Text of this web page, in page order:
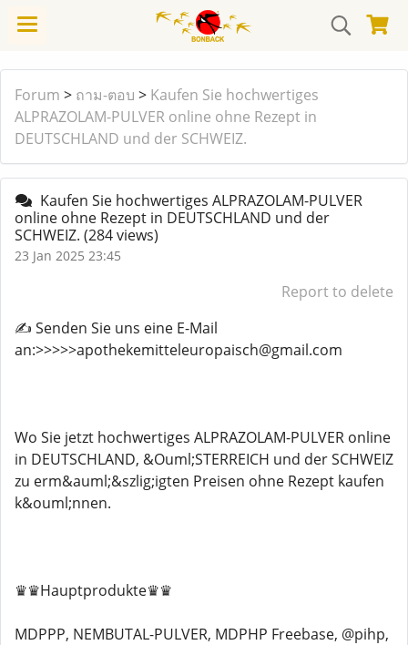
Forum > ถาม-ตอบ > Kaufen Sie hochwertiges
ALPRAZOLAM-PULVER online ohne Rezept in
DEUTSCHLAND und der SCHWEIZ.
Kaufen Sie hochwertiges ALPRAZOLAM-PULVER
online ohne Rezept in DEUTSCHLAND und der
SCHWEIZ. (284 views)
23 Jan 2025 23:45
Report to delete
✍️ Senden Sie uns eine E-Mail
an:>>>>>apothekemitteleuropaisch@gmail.com
Wo Sie jetzt hochwertiges ALPRAZOLAM-PULVER online
in DEUTSCHLAND, &Ouml;STERREICH und der SCHWEIZ
zu erm&auml;&szlig;igten Preisen ohne Rezept kaufen
k&ouml;nnen.
♛♛Hauptprodukte♛♛
MDPPP, NEMBUTAL-PULVER, MDPHP Freebase, @pihp,